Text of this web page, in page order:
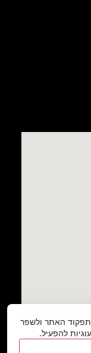
האתר ולשפר
להפעיל.